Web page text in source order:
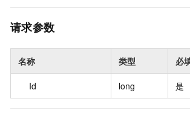
请求参数
名称 类型 必
Id long 是